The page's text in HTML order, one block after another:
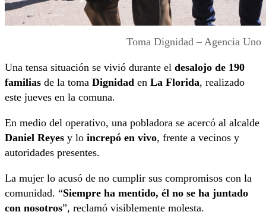
Toma Dignidad – Agencia Uno
Una tensa situación se vivió durante el desalojo de 190
familias de la toma Dignidad en La Florida, realizado
este jueves en la comuna.
En medio del operativo, una pobladora se acercó al alcalde
Daniel Reyes y lo increpó en vivo, frente a vecinos y
autoridades presentes.
La mujer lo acusó de no cumplir sus compromisos con la
comunidad. “Siempre ha mentido, él no se ha juntado
con nosotros”, reclamó visiblemente molesta.